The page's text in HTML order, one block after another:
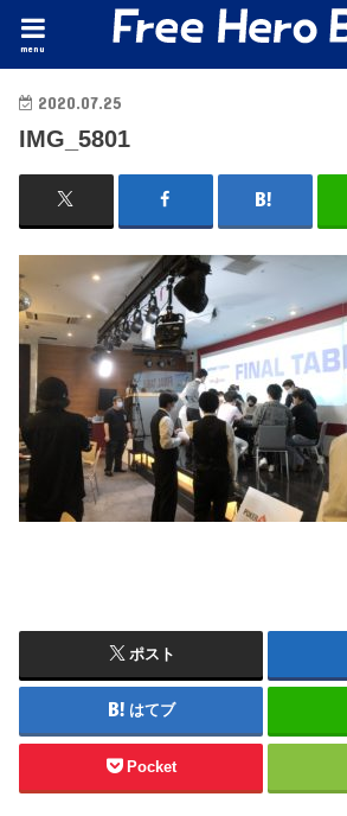
menu
2020.07.25
IMG_5801
ポスト
はてブ
Pocket